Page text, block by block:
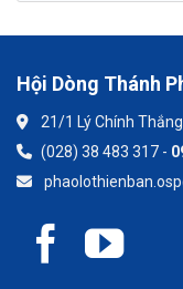
Hội Dòng Thánh
21/1 Lý Chính
(028) 38 483 317 -